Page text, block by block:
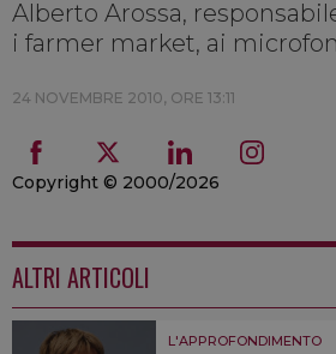
Alberto Arossa,
i farmer market, ai
24 NOVEMBRE 2010, ORE 13:11
Copyright © 2000/2026
ALTRI ARTICOLI
L'APPROFONDIMENTO